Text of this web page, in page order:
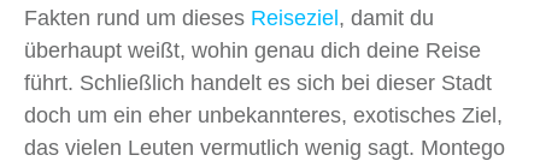
Fakten rund um dieses Reiseziel , damit du
überhaupt weißt, wohin genau dich deine Reise
führt. Schließlich handelt es sich bei dieser Stadt
doch um ein eher unbekannteres, exotisches Ziel,
das vielen Leuten vermutlich wenig sagt. Montego